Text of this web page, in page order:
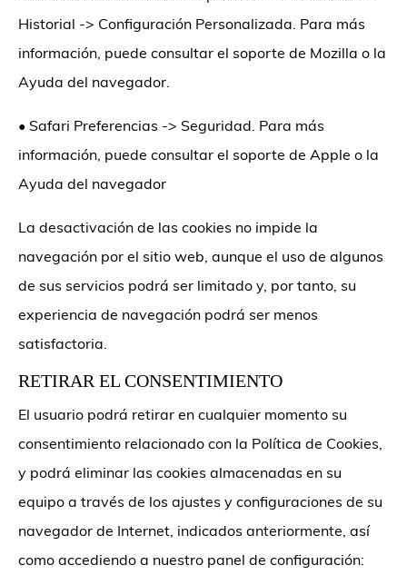
Historial -> Configuración Personalizada. Para más
información, puede consultar el soporte de Mozilla o la
Ayuda del navegador.
• Safari Preferencias -> Seguridad. Para más
información, puede consultar el soporte de Apple o la
Ayuda del navegador
La desactivación de las cookies no impide la
navegación por el sitio web, aunque el uso de algunos
de sus servicios podrá ser limitado y, por tanto, su
experiencia de navegación podrá ser menos
satisfactoria.
RETIRAR EL CONSENTIMIENTO
El usuario podrá retirar en cualquier momento su
consentimiento relacionado con la Política de Cookies,
y podrá eliminar las cookies almacenadas en su
equipo a través de los ajustes y configuraciones de su
navegador de Internet, indicados anteriormente, así
como accediendo a nuestro panel de configuración: